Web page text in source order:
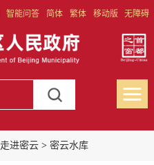
智能问答 简体 繁体 移动版 无障碍
走进密云> 密云水库